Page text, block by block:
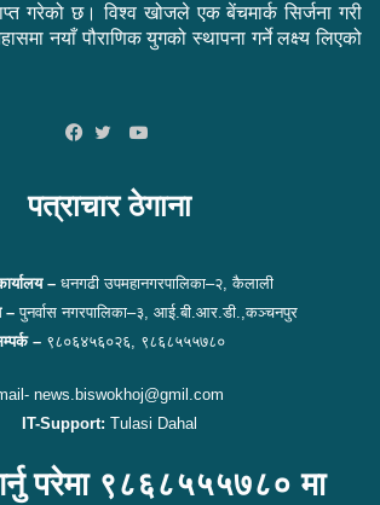
गरेको छ। विश्व खोजले एक बेंचमार्क सिर्जना गरी
नयाँ पौराणिक युगको स्थापना गर्ने लक्ष्य लिएको
YouTube
पत्राचार ठेगाना
–धनगढी उपमहानगरपालिका–२, कैलाली
–पुनर्वास नगरपालिका–३, आई.बी.आर.डी.,कञ्चनपुर
– ९८०६४५६०२६, ९८६८५५५७८०
news.biswokhoj@gmil.com
IT-Support: Tulasi Dahal
परेमा ९८६८५५५७८० मा